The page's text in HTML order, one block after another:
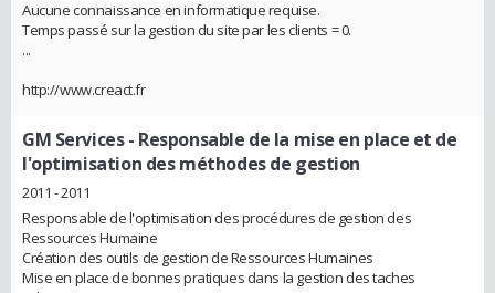
Aucune connaissance en informatique requise.
Temps passé sur la gestion du site par les clients = 0.
...
http://www.creact.fr
GM Services- Responsable de la mise en place et de
l'optimisation des méthodes de gestion
2011 - 2011
Responsable de l'optimisation des procédures de gestion des
Ressources Humaine
Création des outils de gestion de Ressources Humaines
Mise en place de bonnes pratiques dans la gestion des taches